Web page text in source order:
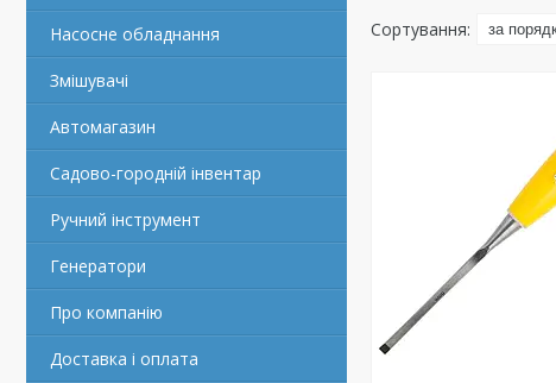
Насосне обладнання
Змішувачі
Автомагазин
Садово-городній інвентар
Ручний інструмент
Генератори
Про компанію
Доставка і оплата